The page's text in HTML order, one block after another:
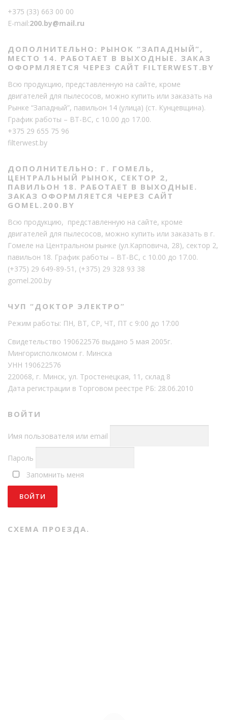
+375 (33) 663 00 00
E-mail:200.by@mail.ru
ДОПОЛНИТЕЛЬНО: РЫНОК “ЗАПАДНЫЙ”,
МЕСТО 14. РАБОТАЕТ В ВЫХОДНЫЕ. ЗАКАЗ
ОФОРМЛЯЕТСЯ ЧЕРЕЗ САЙТ FILTERWEST.BY
Всю продукцию, представленную на сайте, кроме
двигателей для пылесосов, можно купить или заказать на
Рынке “Западный”, павильон 14 (улица) (ст. Кунцевщина).
График работы – ВТ-ВС, с 10.00 до 17.00.
+375 29 655 75 96
filterwest.by
ДОПОЛНИТЕЛЬНО: Г. ГОМЕЛЬ,
ЦЕНТРАЛЬНЫЙ РЫНОК, СЕКТОР 2,
ПАВИЛЬОН 18. РАБОТАЕТ В ВЫХОДНЫЕ.
ЗАКАЗ ОФОРМЛЯЕТСЯ ЧЕРЕЗ САЙТ
GOMEL.200.BY
Всю продукцию, представленную на сайте, кроме
двигателей для пылесосов, можно купить или заказать в г.
Гомеле на Центральном рынке (ул.Карповича, 28), сектор 2,
павильон 18. График работы – ВТ-ВС, с 10.00 до 17.00.
(+375) 29 649-89-51 , (+375) 29 328 93 38
gomel.200.by
ЧУП “ДОКТОР ЭЛЕКТРО”
Режим работы: ПН, ВТ, СР, ЧТ, ПТ с 9:00 до 17:00
Свидетельство 190622576 выдано 5 мая 2005г.
Мингорисполкомом г. Минска
УНН 190622576
220068, г. Минск, ул. Тростенецкая, 11, склад 8
Дата регистрации в Торговом реестре РБ: 28.06.2010
ВОЙТИ
Имя пользователя или email
Пароль
Запомнить меня
СХЕМА ПРОЕЗДА.